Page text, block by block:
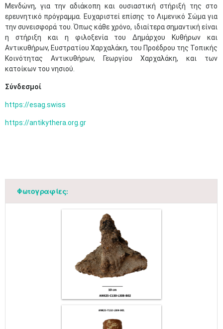
Μενδώνη, για την αδιάκοπη και ουσιαστική στήριξή της στο
ερευνητικό πρόγραμμα. Ευχαριστεί επίσης το Λιμενικό Σώμα για
την συνεισφορά του. Όπως κάθε χρόνο, ιδιαίτερα σημαντική είναι
η στήριξη και η φιλοξενία του Δημάρχου Κυθήρων και
Αντικυθήρων, Ευστρατίου Χαρχαλάκη, του Προέδρου της Τοπικής
Κοινότητας Αντικυθήρων, Γεωργίου Χαρχαλάκη, και των
κατοίκων του νησιού.
Σύνδεσμοί
https://esag.swiss
https://antikythera.org.gr
Φωτογραφίες: